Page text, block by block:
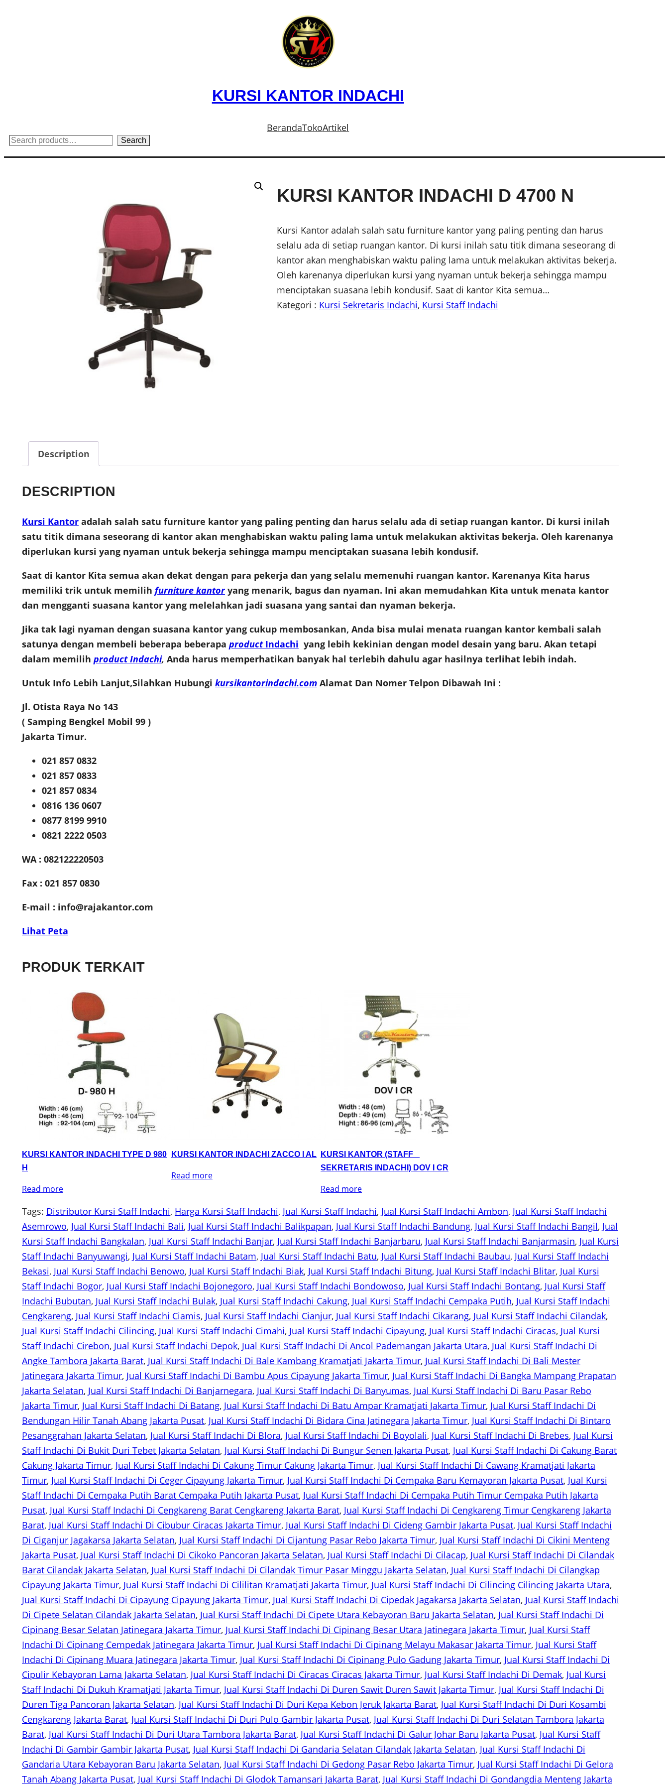
KURSI KANTOR INDACHI
BerandaTokoArtikel
Search
Search
KURSI KANTOR INDACHI D 4700 N
Kursi Kantor adalah salah satu furniture kantor yang paling penting dan harus
selalu ada di setiap ruangan kantor. Di kursi inilah satu titik dimana seseorang di
kantor akan menghabiskan waktu paling lama untuk melakukan aktivitas bekerja.
Oleh karenanya diperlukan kursi yang nyaman untuk bekerja sehingga mampu
menciptakan suasana lebih kondusif. Saat di kantor Kita semua…
Kategori : Kursi Sekretaris Indachi, Kursi Staff Indachi
Description
DESCRIPTION
Kursi Kantor adalah salah satu furniture kantor yang paling penting dan harus selalu ada di setiap ruangan kantor. Di kursi inilah
satu titik dimana seseorang di kantor akan menghabiskan waktu paling lama untuk melakukan aktivitas bekerja. Oleh karenanya
diperlukan kursi yang nyaman untuk bekerja sehingga mampu menciptakan suasana lebih kondusif.
Saat di kantor Kita semua akan dekat dengan para pekerja dan yang selalu memenuhi ruangan kantor. Karenanya Kita harus
memiliki trik untuk memilih furniture kantoryang menarik, bagus dan nyaman. Ini akan memudahkan Kita untuk menata kantor
dan mengganti suasana kantor yang melelahkan jadi suasana yang santai dan nyaman bekerja.
Jika tak lagi nyaman dengan suasana kantor yang cukup membosankan, Anda bisa mulai menata ruangan kantor kembali salah
satunya dengan membeli beberapa beberapa productIndachi yang lebih kekinian dengan model desain yang baru. Akan tetapi
dalam memilih product Indachi, Anda harus memperhatikan banyak hal terlebih dahulu agar hasilnya terlihat lebih indah.
Untuk Info Lebih Lanjut,Silahkan Hubungi kursikantorindachi.com Alamat Dan Nomer Telpon Dibawah Ini :
Jl. Otista Raya No 143
( Samping Bengkel Mobil 99 )
Jakarta Timur.
021 857 0832
021 857 0833
021 857 0834
0816 136 0607
0877 8199 9910
0821 2222 0503
WA : 082122220503
Fax : 021 857 0830
E-mail : info@rajakantor.com
Lihat Peta
PRODUK TERKAIT
KURSI KANTOR INDACHI TYPE D 980
H
Read more
KURSI KANTOR INDACHI ZACCO I AL
Read more
KURSI KANTOR (STAFF _
SEKRETARIS INDACHI) DOV I CR
Read more
Tags: Distributor Kursi Staff Indachi, Harga Kursi Staff Indachi, Jual Kursi Staff Indachi, Jual Kursi Staff Indachi Ambon, Jual Kursi Staff Indachi
Asemrowo, Jual Kursi Staff Indachi Bali, Jual Kursi Staff Indachi Balikpapan, Jual Kursi Staff Indachi Bandung, Jual Kursi Staff Indachi Bangil, Jual
Kursi Staff Indachi Bangkalan, Jual Kursi Staff Indachi Banjar, Jual Kursi Staff Indachi Banjarbaru, Jual Kursi Staff Indachi Banjarmasin, Jual Kursi
Staff Indachi Banyuwangi, Jual Kursi Staff Indachi Batam, Jual Kursi Staff Indachi Batu, Jual Kursi Staff Indachi Baubau, Jual Kursi Staff Indachi
Bekasi, Jual Kursi Staff Indachi Benowo, Jual Kursi Staff Indachi Biak, Jual Kursi Staff Indachi Bitung, Jual Kursi Staff Indachi Blitar, Jual Kursi
Staff Indachi Bogor, Jual Kursi Staff Indachi Bojonegoro, Jual Kursi Staff Indachi Bondowoso, Jual Kursi Staff Indachi Bontang, Jual Kursi Staff
Indachi Bubutan, Jual Kursi Staff Indachi Bulak, Jual Kursi Staff Indachi Cakung, Jual Kursi Staff Indachi Cempaka Putih, Jual Kursi Staff Indachi
Cengkareng, Jual Kursi Staff Indachi Ciamis, Jual Kursi Staff Indachi Cianjur, Jual Kursi Staff Indachi Cikarang, Jual Kursi Staff Indachi Cilandak
Jual Kursi Staff Indachi Cilincing, Jual Kursi Staff Indachi Cimahi, Jual Kursi Staff Indachi Cipayung, Jual Kursi Staff Indachi Ciracas, Jual Kursi
Staff Indachi Cirebon, Jual Kursi Staff Indachi Depok, Jual Kursi Staff Indachi Di Ancol Pademangan Jakarta Utara, Jual Kursi Staff Indachi Di
Angke Tambora Jakarta Barat, Jual Kursi Staff Indachi Di Bale Kambang Kramatjati Jakarta Timur, Jual Kursi Staff Indachi Di Bali Mester
Jatinegara Jakarta Timur, Jual Kursi Staff Indachi Di Bambu Apus Cipayung Jakarta Timur, Jual Kursi Staff Indachi Di Bangka Mampang Prapatan
Jakarta Selatan, Jual Kursi Staff Indachi Di Banjarnegara, Jual Kursi Staff Indachi Di Banyumas, Jual Kursi Staff Indachi Di Baru Pasar Rebo
Jakarta Timur, Jual Kursi Staff Indachi Di Batang, Jual Kursi Staff Indachi Di Batu Ampar Kramatjati Jakarta Timur, Jual Kursi Staff Indachi Di
Bendungan Hilir Tanah Abang Jakarta Pusat, Jual Kursi Staff Indachi Di Bidara Cina Jatinegara Jakarta Timur, Jual Kursi Staff Indachi Di Bintaro
Pesanggrahan Jakarta Selatan, Jual Kursi Staff Indachi Di Blora, Jual Kursi Staff Indachi Di Boyolali, Jual Kursi Staff Indachi Di Brebes, Jual Kursi
Staff Indachi Di Bukit Duri Tebet Jakarta Selatan, Jual Kursi Staff Indachi Di Bungur Senen Jakarta Pusat, Jual Kursi Staff Indachi Di Cakung Barat
Cakung Jakarta Timur, Jual Kursi Staff Indachi Di Cakung Timur Cakung Jakarta Timur, Jual Kursi Staff Indachi Di Cawang Kramatjati Jakarta
Timur, Jual Kursi Staff Indachi Di Ceger Cipayung Jakarta Timur, Jual Kursi Staff Indachi Di Cempaka Baru Kemayoran Jakarta Pusat, Jual Kursi
Staff Indachi Di Cempaka Putih Barat Cempaka Putih Jakarta Pusat, Jual Kursi Staff Indachi Di Cempaka Putih Timur Cempaka Putih Jakarta
Pusat, Jual Kursi Staff Indachi Di Cengkareng Barat Cengkareng Jakarta Barat, Jual Kursi Staff Indachi Di Cengkareng Timur Cengkareng Jakarta
Barat, Jual Kursi Staff Indachi Di Cibubur Ciracas Jakarta Timur, Jual Kursi Staff Indachi Di Cideng Gambir Jakarta Pusat, Jual Kursi Staff Indachi
Di Ciganjur Jagakarsa Jakarta Selatan, Jual Kursi Staff Indachi Di Cijantung Pasar Rebo Jakarta Timur, Jual Kursi Staff Indachi Di Cikini Menteng
Jakarta Pusat, Jual Kursi Staff Indachi Di Cikoko Pancoran Jakarta Selatan, Jual Kursi Staff Indachi Di Cilacap, Jual Kursi Staff Indachi Di Cilandak
Barat Cilandak Jakarta Selatan, Jual Kursi Staff Indachi Di Cilandak Timur Pasar Minggu Jakarta Selatan, Jual Kursi Staff Indachi Di Cilangkap
Cipayung Jakarta Timur, Jual Kursi Staff Indachi Di Cililitan Kramatjati Jakarta Timur, Jual Kursi Staff Indachi Di Cilincing Cilincing Jakarta Utara
Jual Kursi Staff Indachi Di Cipayung Cipayung Jakarta Timur, Jual Kursi Staff Indachi Di Cipedak Jagakarsa Jakarta Selatan, Jual Kursi Staff Indachi
Di Cipete Selatan Cilandak Jakarta Selatan, Jual Kursi Staff Indachi Di Cipete Utara Kebayoran Baru Jakarta Selatan, Jual Kursi Staff Indachi Di
Cipinang Besar Selatan Jatinegara Jakarta Timur, Jual Kursi Staff Indachi Di Cipinang Besar Utara Jatinegara Jakarta Timur, Jual Kursi Staff
Indachi Di Cipinang Cempedak Jatinegara Jakarta Timur, Jual Kursi Staff Indachi Di Cipinang Melayu Makasar Jakarta Timur, Jual Kursi Staff
Indachi Di Cipinang Muara Jatinegara Jakarta Timur, Jual Kursi Staff Indachi Di Cipinang Pulo Gadung Jakarta Timur, Jual Kursi Staff Indachi Di
Cipulir Kebayoran Lama Jakarta Selatan, Jual Kursi Staff Indachi Di Ciracas Ciracas Jakarta Timur, Jual Kursi Staff Indachi Di Demak, Jual Kursi
Staff Indachi Di Dukuh Kramatjati Jakarta Timur, Jual Kursi Staff Indachi Di Duren Sawit Duren Sawit Jakarta Timur, Jual Kursi Staff Indachi Di
Duren Tiga Pancoran Jakarta Selatan, Jual Kursi Staff Indachi Di Duri Kepa Kebon Jeruk Jakarta Barat, Jual Kursi Staff Indachi Di Duri Kosambi
Cengkareng Jakarta Barat, Jual Kursi Staff Indachi Di Duri Pulo Gambir Jakarta Pusat, Jual Kursi Staff Indachi Di Duri Selatan Tambora Jakarta
Barat, Jual Kursi Staff Indachi Di Duri Utara Tambora Jakarta Barat, Jual Kursi Staff Indachi Di Galur Johar Baru Jakarta Pusat, Jual Kursi Staff
Indachi Di Gambir Gambir Jakarta Pusat, Jual Kursi Staff Indachi Di Gandaria Selatan Cilandak Jakarta Selatan, Jual Kursi Staff Indachi Di
Gandaria Utara Kebayoran Baru Jakarta Selatan, Jual Kursi Staff Indachi Di Gedong Pasar Rebo Jakarta Timur, Jual Kursi Staff Indachi Di Gelora
Tanah Abang Jakarta Pusat, Jual Kursi Staff Indachi Di Glodok Tamansari Jakarta Barat, Jual Kursi Staff Indachi Di Gondangdia Menteng Jakarta